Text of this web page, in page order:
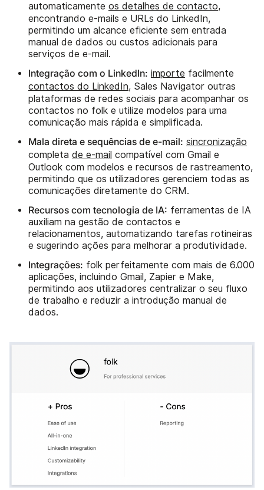
automaticamente os detalhes de contacto,
encontrando e-mails e URLs do LinkedIn,
permitindo um alcance eficiente sem entrada
manual de dados ou custos adicionais para
serviços de e-mail.
Integração com o LinkedIn: importe facilmente
contactos do LinkedIn, Sales Navigator outras
plataformas de redes sociais para acompanhar os
contactos no folk e utilize modelos para uma
comunicação mais rápida e simplificada.
Mala direta e sequências de e-mail: sincronização
completa de e-mail compatível com Gmail e
Outlook com modelos e recursos de rastreamento,
permitindo que os utilizadores gerenciem todas as
comunicações diretamente do CRM.
Recursos com tecnologia de IA: ferramentas de IA
auxiliam na gestão de contactos e
relacionamentos, automatizando tarefas rotineiras
e sugerindo ações para melhorar a produtividade.
Integrações: folk perfeitamente com mais de 6.000
aplicações, incluindo Gmail, Zapier e Make,
permitindo aos utilizadores centralizar o seu fluxo
de trabalho e reduzir a introdução manual de
dados.